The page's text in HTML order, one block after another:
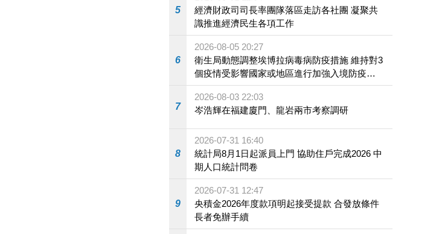
5
經濟財政司司長率團隊落區走訪各社團 凝聚共
識推進經濟民生各項工作
6
2026-08-05 20:27
衛生局動態調整埃博拉病毒病防疫措施 維持對3
個疫情受影響國家或地區進行加強入境防疫措
施
7
2026-08-03 22:03
岑浩輝在福建廈門、龍岩兩市考察調研
8
2026-07-31 16:40
統計局8月1日起派員上門 協助住戶完成2026 中
期人口統計問卷
9
2026-07-31 12:47
央積金2026年度款項明起接受提款 合發放條件
長者免辦手續